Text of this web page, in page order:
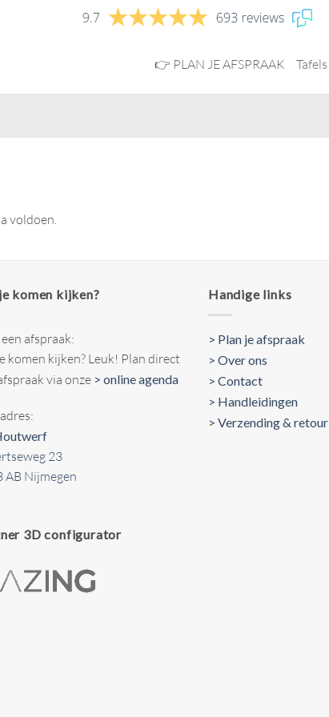
👉 PLAN JE AFSPRAAK Tafels
voldoen.
komen kijken?
afspraak:
komen kijken? Leuk! Plan direct
via onze > online agenda
23
AB Nijmegen
Handige links
> Plan je afspraak
> Over ons
> Contact
> Handleidingen
> Verzending & retour
3D configurator